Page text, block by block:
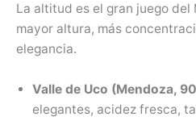
La altitud es el gran juego del
mayor altura, más
elegancia.
Valle de Uco (Mendoza,
elegantes, acidez fresca,